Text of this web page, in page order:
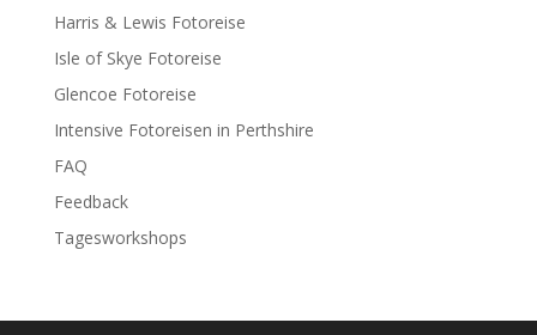
Harris & Lewis Fotoreise
Isle of Skye Fotoreise
Glencoe Fotoreise
Intensive Fotoreisen in Perthshire
FAQ
Feedback
Tagesworkshops